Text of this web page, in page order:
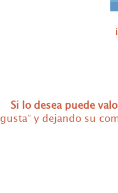
Si lo desea puede
gusta” y dejando su